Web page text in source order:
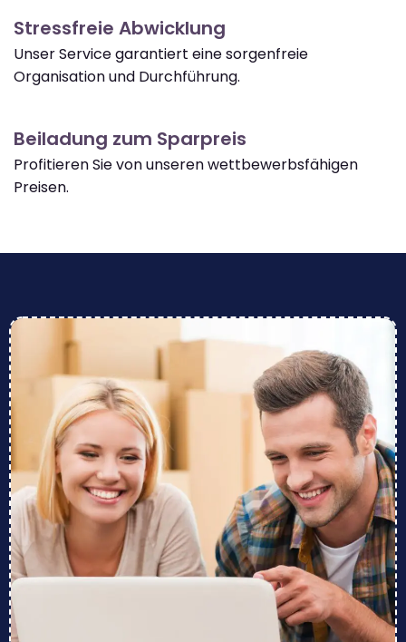
Stressfreie Abwicklung
Unser Service garantiert eine sorgenfreie
Organisation und Durchführung.
Beiladung zum Sparpreis
Profitieren Sie von unseren wettbewerbsfähigen
Preisen.